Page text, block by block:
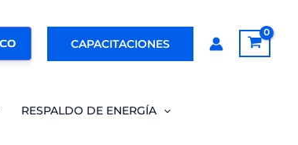
CAPACITACIONES
RESPALDO DE ENERGÍA